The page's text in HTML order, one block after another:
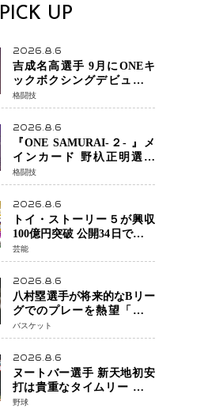
PICK UP
2026.8.6
吉成名高選手 9月にONEキ
ックボクシングデビュー決
定 チャトリCEOがサプライ
ズ発表 2カ月連続参戦へ
格闘技
2026.8.6
『ONE SAMURAI-２- 』メ
インカード 野杁正明選手
「彼を倒して勝つ」 リウ・
メンヤンとの因縁に決着へ
再起を懸けたONEフェザー
級トーナメント初戦
格闘技
2026.8.6
トイ・ストーリー５が興収
100億円突破 公開34日でピク
サー作品 史上最速 日本歴代
シリーズ最高更新も目前
芸能
2026.8.6
八村塁選手が将来的なBリー
グでのプレーを熱望「一つ
の夢ですね」スター帰還が
リーグ価値を押し上げる可
能性
バスケット
2026.8.6
ヌートバー選手 新天地初安
打は貴重なタイムリー 本拠
地ファンが大歓声 笑顔で歓
野球